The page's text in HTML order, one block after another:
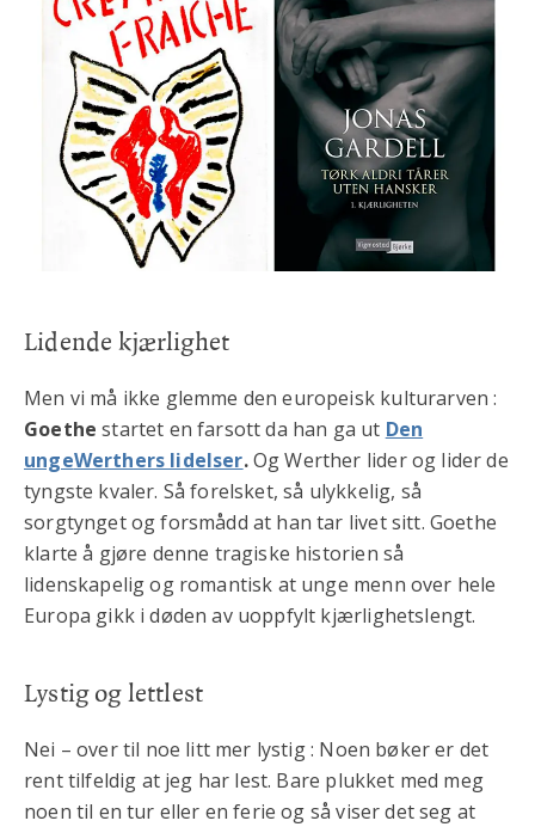
Lidende kjærlighet
Men vi må ikke glemme den europeisk kulturarven :
Goethestartet en farsott da han ga ut Den
ungeWerthers lidelser.Og Werther lider og lider de
tyngste kvaler. Så forelsket, så ulykkelig, så
sorgtynget og forsmådd at han tar livet sitt. Goethe
klarte å gjøre denne tragiske historien så
lidenskapelig og romantisk at unge menn over hele
Europa gikk i døden av uoppfylt kjærlighetslengt.
Lystig og lettlest
Nei – over til noe litt mer lystig : Noen bøker er det
rent tilfeldig at jeg har lest. Bare plukket med meg
noen til en tur eller en ferie og så viser det seg at